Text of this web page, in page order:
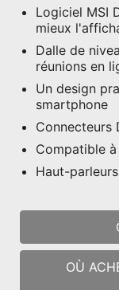
Logiciel MSI
mieux
Dalle de
réunions en
Un design
smartphone
Connecteurs
Compatible
Haut-
OÙ